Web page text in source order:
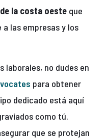
la costa oeste que
las empresas y los
laborales, no dudes en
para obtener
dedicado está aquí
como tú.
que se protejan